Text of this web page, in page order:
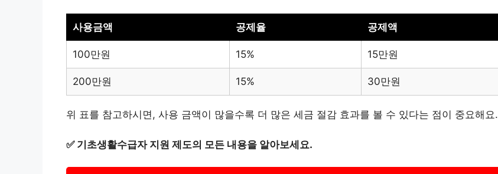
사용금액 공제율 공제액
100만원 15% 15만원
200만원 15% 30만원
위 표를 참고하시면, 사용 금액이 많을수록 더 많은 세금 절감 효과를 볼 수 있다는 점이 중요해요.
✅ 기초생활수급자 지원 제도의 모든 내용을 알아보세요.